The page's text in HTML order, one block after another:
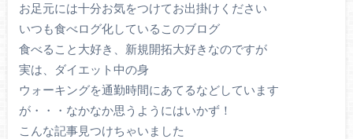
お足元には十分お気をつけてお出掛けください
いつも食べログ化しているこのブログ
食べること大好き、新規開拓大好きなのですが
実は、ダイエット中の身
ウォーキングを通勤時間にあてるなどしています
が・・・なかなか思うようにはいかず！
こんな記事見つけちゃいました